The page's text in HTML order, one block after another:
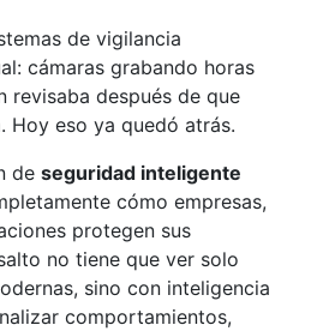
de vigilancia
cámaras grabando horas
revisaba después de que
Hoy eso ya quedó atrás.
deseguridad inteligente
cómo empresas,
protegen sus
no tiene que ver solo
sino con inteligencia
comportamientos,